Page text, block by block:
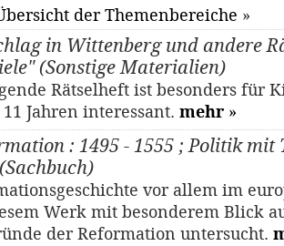
der Themenbereiche »
in Wittenberg und andere
(Sonstige Materialien)
Rätselheft ist besonders für
Jahren interessant. mehr »
: 1495 - 1555 ; Politik mit
vor allem im
Werk mit besonderem Blick
der Reformation untersucht.